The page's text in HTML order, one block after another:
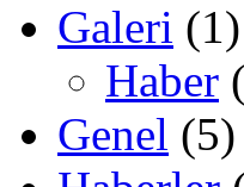
Galeri (1)
Haber
Genel (5)